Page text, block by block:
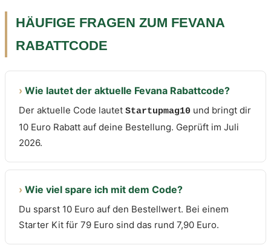
HÄUFIGE FRAGEN ZUM FEVANA
RABATTCODE
› Wie lautet der aktuelle Fevana Rabattcode?
Der aktuelle Code lautet Startupmag10 und bringt dir
10 Euro Rabatt auf deine Bestellung. Geprüft im Juli
2026.
› Wie viel spare ich mit dem Code?
Du sparst 10 Euro auf den Bestellwert. Bei einem
Starter Kit für 79 Euro sind das rund 7,90 Euro.